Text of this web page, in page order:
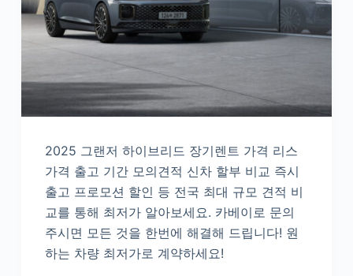
2025 그랜저 하이브리드 장기렌트 가격 리스
가격 출고 기간 모의견적 신차 할부 비교 즉시
출고 프로모션 할인 등 전국 최대 규모 견적 비
교를 통해 최저가 알아보세요. 카베이로 문의
주시면 모든 것을 한번에 해결해 드립니다! 원
하는 차량 최저가로 계약하세요!